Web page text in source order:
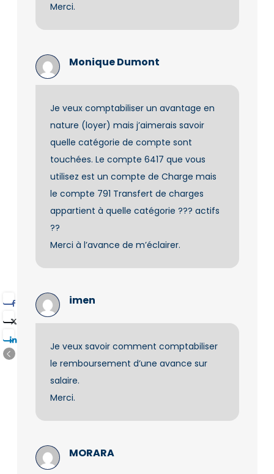
Merci.
Monique Dumont
Je veux comptabiliser un avantage en
nature (loyer) mais j’aimerais savoir
quelle catégorie de compte sont
touchées. Le compte 6417 que vous
utilisez est un compte de Charge mais
le compte 791 Transfert de charges
appartient à quelle catégorie ??? actifs
??
Merci à l’avance de m’éclairer.
imen
Je veux savoir comment comptabiliser
le remboursement d’une avance sur
salaire.
Merci.
MORARA